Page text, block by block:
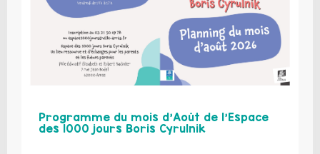
Programme du mois d’Août de l’Espace
des 1000 jours Boris Cyrulnik